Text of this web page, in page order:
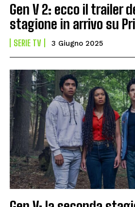
Gen V 2: ecco il trailer
stagione in arrivo su
SERIE TV 3 Giugno 2025